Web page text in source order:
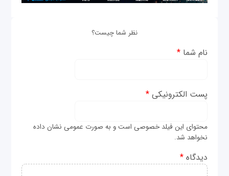
نظر شما چیست؟
نام شما*
پست الکترونیکی*
محتوای این فیلد خصوصی است و به صورت عمومی نشان داده
نخواهد شد.
دیدگاه*